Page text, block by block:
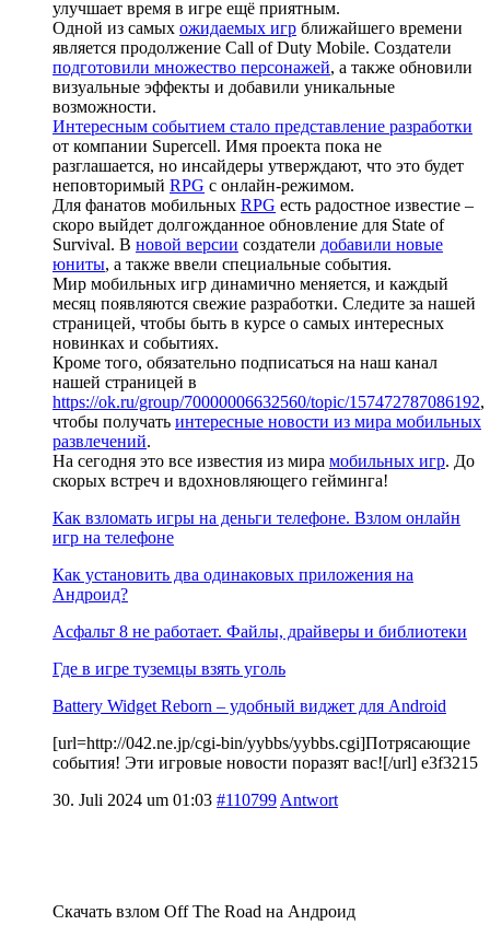
улучшает время в игре ещё приятным.
Одной из самых ожидаемых игр ближайшего времени
является продолжение Call of Duty Mobile. Создатели
подготовили множество персонажей, а также обновили
визуальные эффекты и добавили уникальные
возможности.
Интересным событием стало представление разработки
от компании Supercell. Имя проекта пока не
разглашается, но инсайдеры утверждают, что это будет
неповторимый RPG с онлайн-режимом.
Для фанатов мобильных RPG есть радостное известие –
скоро выйдет долгожданное обновление для State of
Survival. В новой версии создатели добавили новые
юниты, а также ввели специальные события.
Мир мобильных игр динамично меняется, и каждый
месяц появляются свежие разработки. Следите за нашей
страницей, чтобы быть в курсе о самых интересных
новинках и событиях.
Кроме того, обязательно подписаться на наш канал
нашей страницей в
https://ok.ru/group/70000006632560/topic/157472787086192,
чтобы получать интересные новости из мира мобильных
развлечений.
На сегодня это все известия из мира мобильных игр. До
скорых встреч и вдохновляющего гейминга!
Как взломать игры на деньги телефоне. Взлом онлайн
игр на телефоне
Как установить два одинаковых приложения на
Андроид?
Асфальт 8 не работает. Файлы, драйверы и библиотеки
Где в игре туземцы взять уголь
Battery Widget Reborn – удобный виджет для Android
[url=http://042.ne.jp/cgi-bin/yybbs/yybbs.cgi]Потрясающие
события! Эти игровые новости поразят вас![/url] e3f3215
30. Juli 2024 um 01:03 #110799 Antwort
Скачать взлом Off The Road на Андроид